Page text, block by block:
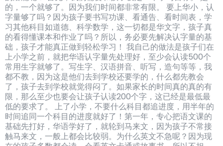
的，一个就够了。因为我们时间都非常有限。 要上华小，认
字量够了吗？因为孩子要书写功课、看通告、看时间表，学
习其他科目如道德、科学数学，这一切都是华文字，孩子真
的看得懂课本和作业了吗？所以，务必要先解决认字量的基
础，孩子才能真正做到轻松学习！ 我自己的做法是孩子们在
上小学之前，就把华语认字量先处理好，至少会认读500个
常用生字就够了。写生字、汉语拼音、听写，造句等等，我
都不教，因为这是他们去到学校还要学的，什么都先教会
了，孩子去到学校就觉得闷了。如果家长的时间真的真的有
限，那么至少也要会让孩子认读200个字，这已经是最低最
低的要求了。 上了小学，不要什么科目都追进度，用半年的
时间追同一个科目的进度就好了！第一年，专心把语文课的
基础先打好，华语学好了，就轮到马来文，因为孩子不常接
触马来文，一般上都会比较弱。为什么英文不急呢？因为现